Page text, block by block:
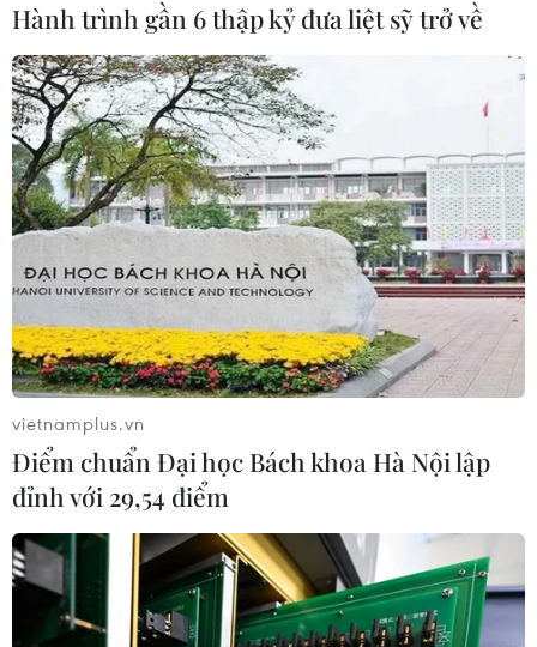
Hành trình gần 6 thập kỷ đưa liệt sỹ trở về
vietnamplus.vn
Điểm chuẩn Đại học Bách khoa Hà Nội lập
đỉnh với 29,54 điểm